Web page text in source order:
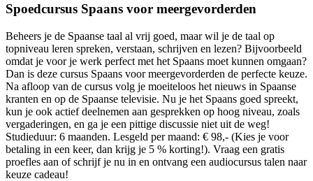
Spoedcursus Spaans voor meergevorderden
Beheers je de Spaanse taal al vrij goed, maar wil je de taal op
topniveau leren spreken, verstaan, schrijven en lezen? Bijvoorbeeld
omdat je voor je werk perfect met het Spaans moet kunnen omgaan?
Dan is deze cursus Spaans voor meergevorderden de perfecte keuze.
Na afloop van de cursus volg je moeiteloos het nieuws in Spaanse
kranten en op de Spaanse televisie. Nu je het Spaans goed spreekt,
kun je ook actief deelnemen aan gesprekken op hoog niveau, zoals
vergaderingen, en ga je een pittige discussie niet uit de weg!
Studieduur: 6 maanden. Lesgeld per maand: € 98,- (Kies je voor
betaling in een keer, dan krijg je 5 % korting!). Vraag een gratis
proefles aan of schrijf je nu in en ontvang een audiocursus talen naar
keuze cadeau!